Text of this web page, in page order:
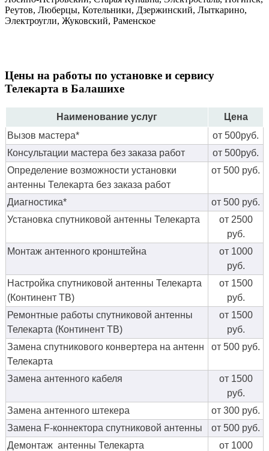
Реутов, Люберцы, Котельники, Дзержинский, Лыткарино,
Электроугли, Жуковский, Раменское
Цены на работы по установке и сервису
Телекарта в Балашихе
Наименование услуг
Цена
Вызов мастера*
от 500руб.
Консультации мастера без заказа работ
от 500руб.
Определение возможности установки
антенны Телекарта без заказа работ
от 500 руб.
Диагностика*
от 500 руб.
Установка спутниковой антенны Телекарта
от 2500
руб.
Монтаж антенного кронштейна
от 1000
руб.
Настройка спутниковой антенны Телекарта
(Континент ТВ)
от 1500
руб.
Ремонтные работы спутниковой антенны
Телекарта (Континент ТВ)
от 1500
руб.
Замена спутникового конвертера на антенн
Телекарта
от 500 руб.
Замена антенного кабеля
от 1500
руб.
Замена антенного штекера
от 300 руб.
Замена F-коннектора спутниковой антенны
от 500 руб.
Демонтаж антенны Телекарта
от 1000